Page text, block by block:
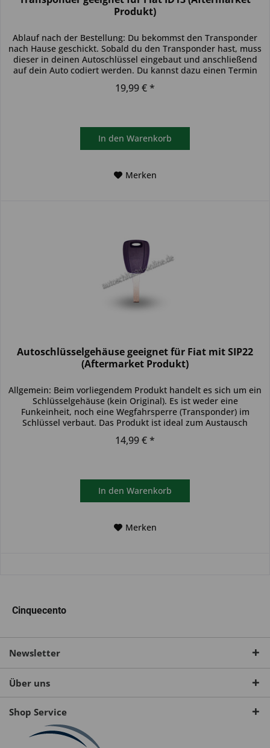
Produkt)
Ablauf nach der Bestellung: Du bekommst den Transponder
nach Hause geschickt. Sobald du den Transponder hast, muss
dieser in deinen Autoschlüssel eingebaut und anschließend
auf dein Auto codiert werden. Du kannst dazu einen Termin
19,99 € *
In den Warenkorb
Merken
Autoschlüsselgehäuse geeignet für Fiat mit SIP22
(Aftermarket Produkt)
Allgemein: Beim vorliegendem Produkt handelt es sich um ein
Schlüsselgehäuse (kein Original). Es ist weder eine
Funkeinheit, noch eine Wegfahrsperre (Transponder) im
Schlüssel verbaut. Das Produkt ist ideal zum Austausch
14,99 € *
In den Warenkorb
Merken
Cinquecento
Newsletter
Über uns
Shop Service